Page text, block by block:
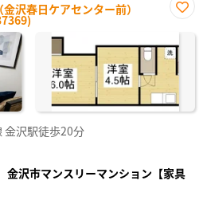
沢春日ケアセンター前）
に入
り登
録
金沢駅徒歩20分
金沢市マンスリーマンション【家具